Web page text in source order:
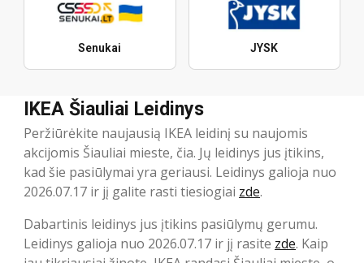
Senukai JYSK
IKEA Šiauliai Leidinys
Peržiūrėkite naujausią IKEA leidinį su naujomis
akcijomis Šiauliai mieste, čia. Jų leidinys jus įtikins,
kad šie pasiūlymai yra geriausi. Leidinys galioja nuo
2026.07.17 ir jį galite rasti tiesiogiai zde.
Dabartinis leidinys jus įtikins pasiūlymų gerumu.
Leidinys galioja nuo 2026.07.17 ir jį rasite zde. Kaip